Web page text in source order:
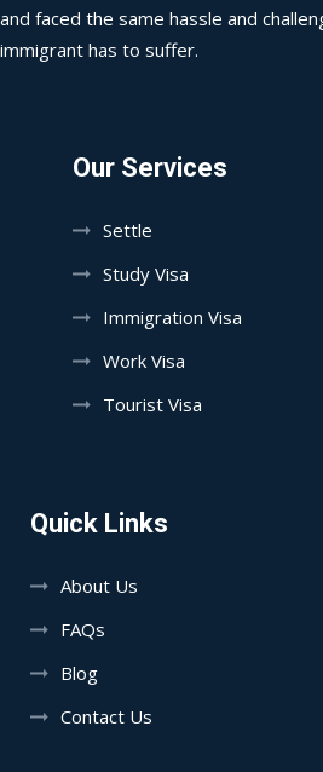
and faced the same hassle and
immigrant has to suffer.
Our Services
Settle
Study Visa
Immigration Visa
Work Visa
Tourist Visa
Quick Links
About Us
FAQs
Blog
Contact Us